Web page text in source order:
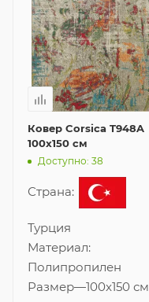
Ковер Corsica T948A
100x150 см
Доступно: 38
Страна:
Турция
Материал:
Полипропилен
Размер—100x150 см